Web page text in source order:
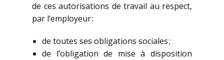
de ces autorisations de travail au respect,
par l’employeur :
de toutes ses obligations sociales ;
de l’obligation de mise à disposition